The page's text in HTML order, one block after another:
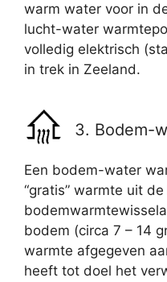
warm water voor in
lucht-water
volledig elektrisch
in trek in Zeeland.
3. Bodem-
Een bodem-water
“gratis” warmte uit
bodem (circa 7 – 14
warmte afgegeven
heeft tot doel het